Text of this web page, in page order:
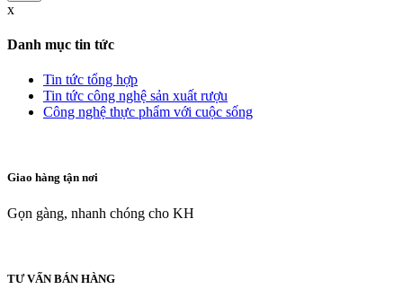
x
Danh mục tin tức
Tin tức tổng hợp
Tin tức công nghệ sản xuất rượu
Công nghệ thực phẩm với cuộc sống
Giao hàng tận nơi
Gọn gàng, nhanh chóng cho KH
TƯ VẤN BÁN HÀNG